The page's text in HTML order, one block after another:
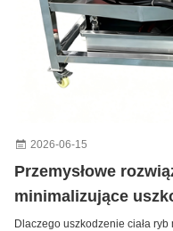
2026-06-15
Przemysłowe
minimalizujące
Dlaczego uszkodzenie ciała